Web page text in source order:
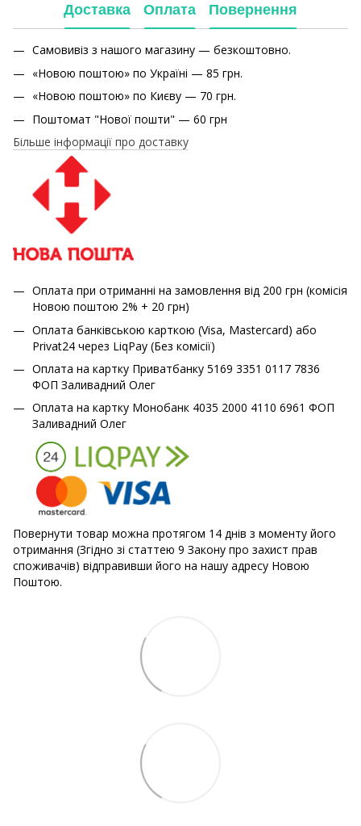
Доставка Оплата Повернення
Самовивіз з нашого магазину — безкоштовно.
«Новою поштою» по Україні — 85 грн.
«Новою поштою» по Києву — 70 грн.
Поштомат "Нової пошти" — 60 грн
Більше інформації про доставку
Оплата при отриманні на замовлення від 200 грн (комісія
Новою поштою 2% + 20 грн)
Оплата банківською карткою (Visa, Mastercard) або
Privat24 через LiqPay (Без комісії)
Оплата на картку Приватбанку 5169 3351 0117 7836
ФОП Заливадний Олег
Оплата на картку Монобанк 4035 2000 4110 6961 ФОП
Заливадний Олег
Повернути товар можна протягом 14 днів з моменту його
отримання (Згідно зі статтею 9 Закону про захист прав
споживачів) відправивши його на нашу адресу Новою
Поштою.